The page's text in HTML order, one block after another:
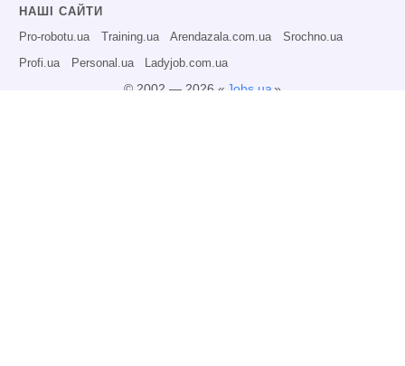
НАШІ САЙТИ
Pro-robotu.ua Training.ua Arendazala.com.ua Srochno.ua
Profi.ua Personal.ua Ladyjob.com.ua
© 2002 — 2026 « Jobs.ua»